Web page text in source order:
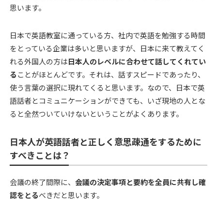
思います。
日本で英語教室に通っている方、社内で英語を勉強する時間
をとっている企業は多いと思いますが、日本に来て教えてく
れる外国人の方は日本人のレベルに合わせて話してくれてい
ることがほとんどです。それは、話すスピードであったり、
使う言葉の選択に現れてくると思います。なので、日本で英
語話者とコミュニケーションができても、いざ現地の人とな
ると全然ついていけないということがよくあります。
日本人が英語話者と正しく意思疎通をするために
すべきことは？
会議の終了間際に、 会議の決定事項と要約を全員に共有し確
認をとるべきだと思います。